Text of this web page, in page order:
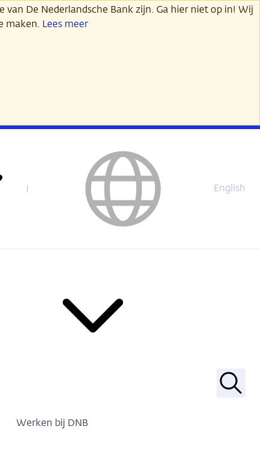
De Nederlandsche Bank zijn. Ga hier niet op in! Wij
maken. Lees meer
English
Werken bij DNB
Zoek